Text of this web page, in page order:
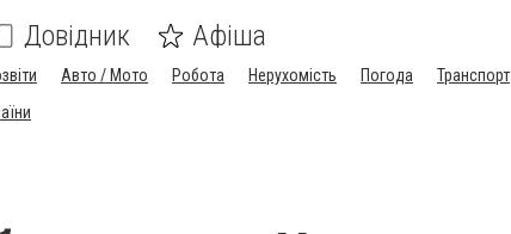
Довідник Афіша
Авто / Мото Робота Нерухомість Погода
Транспорт